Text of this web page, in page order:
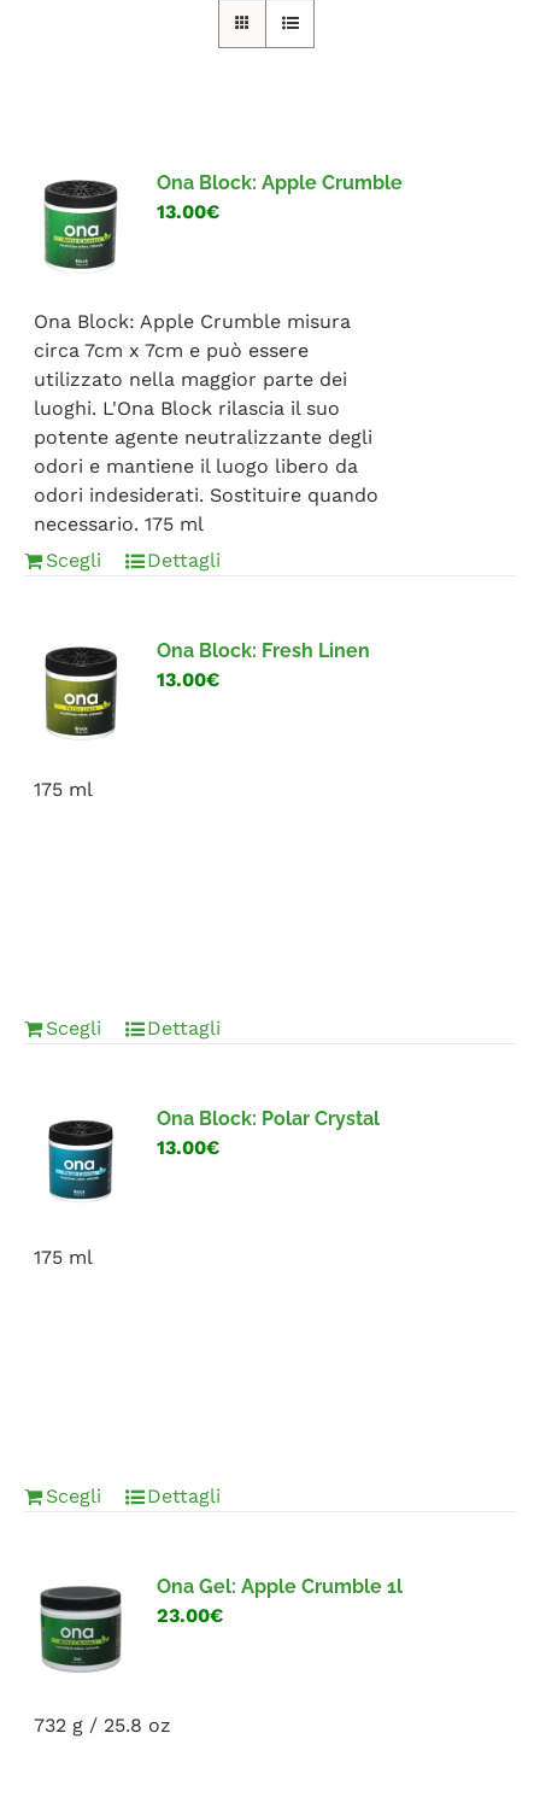
CONTATTI
Ona Block: Apple Crumble
13.00€
Ona Block: Apple Crumble misura
circa 7cm x 7cm e può essere
utilizzato nella maggior parte dei
luoghi. L'Ona Block rilascia il suo
potente agente neutralizzante degli
odori e mantiene il luogo libero da
odori indesiderati. Sostituire quando
necessario. 175 ml
Scegli
Dettagli
Ona Block: Fresh Linen
13.00€
175 ml
Scegli Dettagli
Ona Block: Polar Crystal
13.00€
175 ml
Scegli Dettagli
Ona Gel: Apple Crumble 1l
23.00€
732 g / 25.8 oz